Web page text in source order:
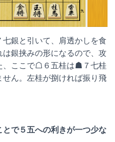
銀と引いて、肩透かしを食
銀挟みの形になるので、攻
、ここで☖６五桂は☗７七桂
ん。左桂が捌ければ振り飛
とで５五への利きが一つ少な